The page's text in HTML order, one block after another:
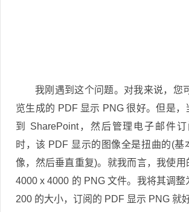
我刚遇到这个问题。对我来说，您
览生成的 PDF 显示 PNG 很好。但是，
到 SharePoint，然后管理电子邮件
时，该 PDF 显示的图像全是扭曲的(基
像，然后垂直重复)。就我而言，我使
4000 x 4000 的 PNG 文件。我将其调整
200 的大小，订阅的 PDF 显示 PNG 就好